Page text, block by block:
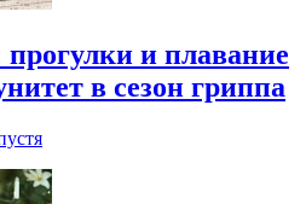
и плавание
в сезон гриппа